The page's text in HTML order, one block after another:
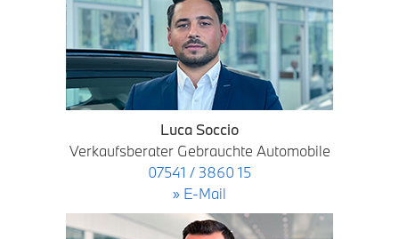
Luca Soccio
Verkaufsberater Gebrauchte Automobile
07541 / 3860 15
» E-Mail